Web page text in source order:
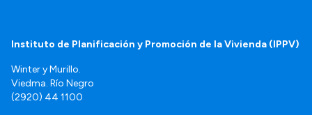
Instituto de Planificación y Promoción de la Vivienda (IPPV)
Winter y Murillo.
Viedma. Río Negro
(2920) 44 1100